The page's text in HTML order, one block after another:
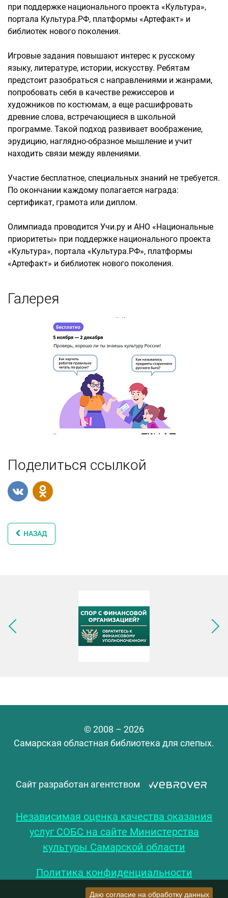
при поддержке национального проекта «Культура»,
портала Культура.РФ, платформы «Артефакт» и
библиотек нового поколения.
Игровые задания повышают интерес к русскому
языку, литературе, истории, искусству. Ребятам
предстоит разобраться с направлениями и жанрами,
попробовать себя в качестве режиссеров и
художников по костюмам, а еще расшифровать
древние слова, встречающиеся в школьной
программе. Такой подход развивает воображение,
эрудицию, наглядно-образное мышление и учит
находить связи между явлениями.
Участие бесплатное, специальных знаний не требуется.
По окончании каждому полагается награда:
сертификат, грамота или диплом.
Олимпиада проводится Учи.ру и АНО «Национальные
приоритеты» при поддержке национального проекта
«Культура», портала «Культура.РФ», платформы
«Артефакт» и библиотек нового поколения.
Галерея
Поделиться ссылкой
НАЗАД
Следующее изображение
© 2008 – 2026
Самарская областная библиотека для слепых.
Сайт разработан агентством
Независимая оценка качества оказания
услуг СОБС на сайте Министерства
культуры Самарской области
Политика конфиденциальности
Даю согласие на обработку данных